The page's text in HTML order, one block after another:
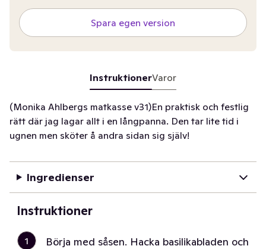
Spara egen version
InstruktionerVaror
(Monika Ahlbergs matkasse v31)En praktisk och festlig
rätt där jag lagar allt i en långpanna. Den tar lite tid i
ugnen men sköter å andra sidan sig själv!
Ingredienser
Instruktioner
1
Börja med såsen. Hacka basilikabladen och